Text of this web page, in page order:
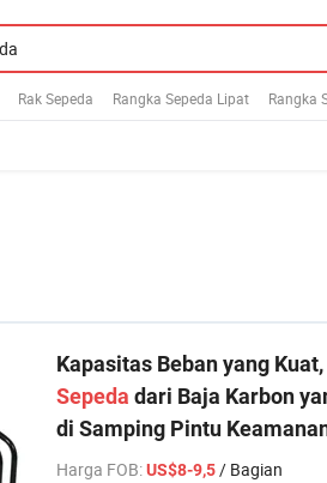
Rak Sepeda Rangka Sepeda Lipat Rangka
Kapasitas Beban yang
Sepeda dari Baja Karbon
di Samping Pintu
Harga FOB:US$8-9,5/ Bagian